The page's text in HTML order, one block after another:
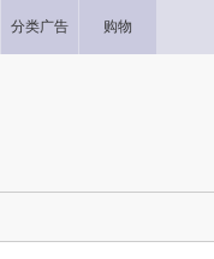
分类广告 购物